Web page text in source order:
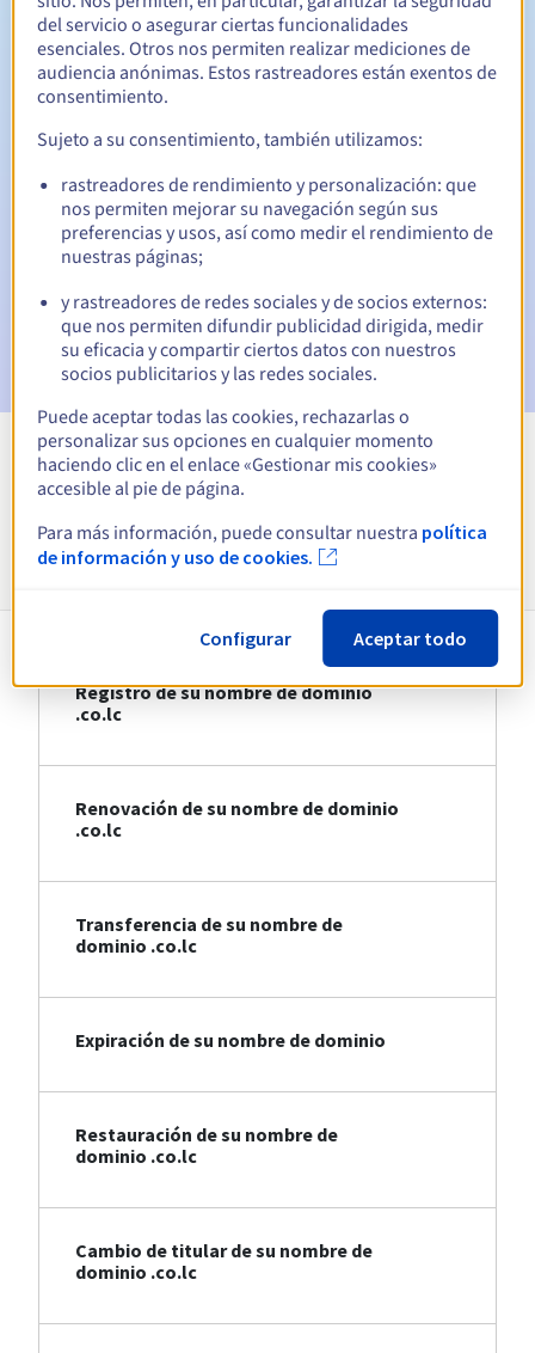
Período de redención 30 días
Notificaciones automáticas:
Emails de aviso:60, 30, 15, 7 y 3 días antes de la fecha de
vencimiento
Email el día del vencimiento
del nombre de dominio
Email tras el Redemption Grace Periodpara notificar la
eliminación del nombre de dominio
Ver todas las extensiones
Información sobre .co.lc
Registro de su nombre de dominio
.co.lc
Renovación de su nombre de dominio
.co.lc
Transferencia de su nombre de
dominio .co.lc
Expiración de su nombre de dominio
Restauración de su nombre de
dominio .co.lc
Cambio de titular de su nombre de
dominio .co.lc
del servicio o asegurar ciertas funcionalidades
esenciales. Otros nos permiten realizar mediciones de
audiencia anónimas. Estos rastreadores están exentos de
consentimiento.
Sujeto a su consentimiento, también utilizamos:
rastreadores de rendimiento y personalización: que
nos permiten mejorar su navegación según sus
preferencias y usos, así como medir el rendimiento de
nuestras páginas;
y rastreadores de redes sociales y de socios externos:
que nos permiten difundir publicidad dirigida, medir
su eficacia y compartir ciertos datos con nuestros
socios publicitarios y las redes sociales.
Puede aceptar todas las cookies, rechazarlas o
personalizar sus opciones en cualquier momento
haciendo clic en el enlace «Gestionar mis cookies»
accesible al pie de página.
Para más información, puede consultar nuestra política
de información y uso de cookies.
Configurar Aceptar todo